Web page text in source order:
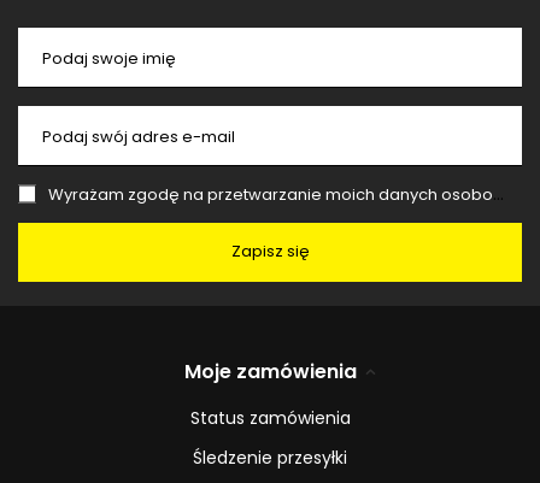
Podaj swoje imię
Podaj swój adres e-mail
Wyrażam zgodę na przetwarzanie moich danych osobowych (adres e-mail) na potrzeby wysyłki newslettera z informacją handlową (marketing). Więcej w
Zapisz się
Moje zamówienia
Status zamówienia
Śledzenie przesyłki